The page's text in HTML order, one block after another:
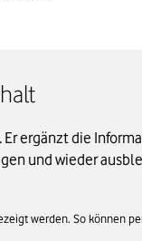
ergänzt die
und wieder
werden. So